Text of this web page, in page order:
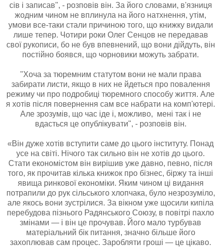
сів і записав", - розповів він. За його словами, в'язниця
жодним чином не вплинула на його натхнення, утім,
умови все-таки стали причиною того, що книжку видали
лише тепер. Чотири роки Олег Сенцов не передавав
свої рукописи, бо не був впевнений, що вони дійдуть, він
постійно боявся, що чорновики можуть забрати.
"Хоча за тюремним статутом вони не мали права
забирати листи, якщо в них не йдеться про повалення
режиму чи про подробиці тюремного способу життя. Але
я хотів після повернення сам все набрати на комп'ютері.
Але зрозумів, що час іде і, можливо, мені так і не
вдасться це опублікувати", - розповів він.
«Він дуже хотів вступити саме до цього інституту. Понад
усе на світі. Нічого так сильно він не хотів до цього.
Стати економістом він вирішив уже давно, певно, після
того, як прочитав кілька книжок про бізнес, біржу та інші
явища ринкової економіки. Яким чином ці видання
потрапили до рук сільського хлопчака, було незрозуміло,
але якось вони зустрілися. За вікном уже щосили кипіла
перебудова пізнього Радянського Союзу, в повітрі пахло
змінами — і він це прочував. Його мало турбував
матеріальний бік питання, значно більше його
захоплював сам процес. Заробляти гроші — це цікаво.